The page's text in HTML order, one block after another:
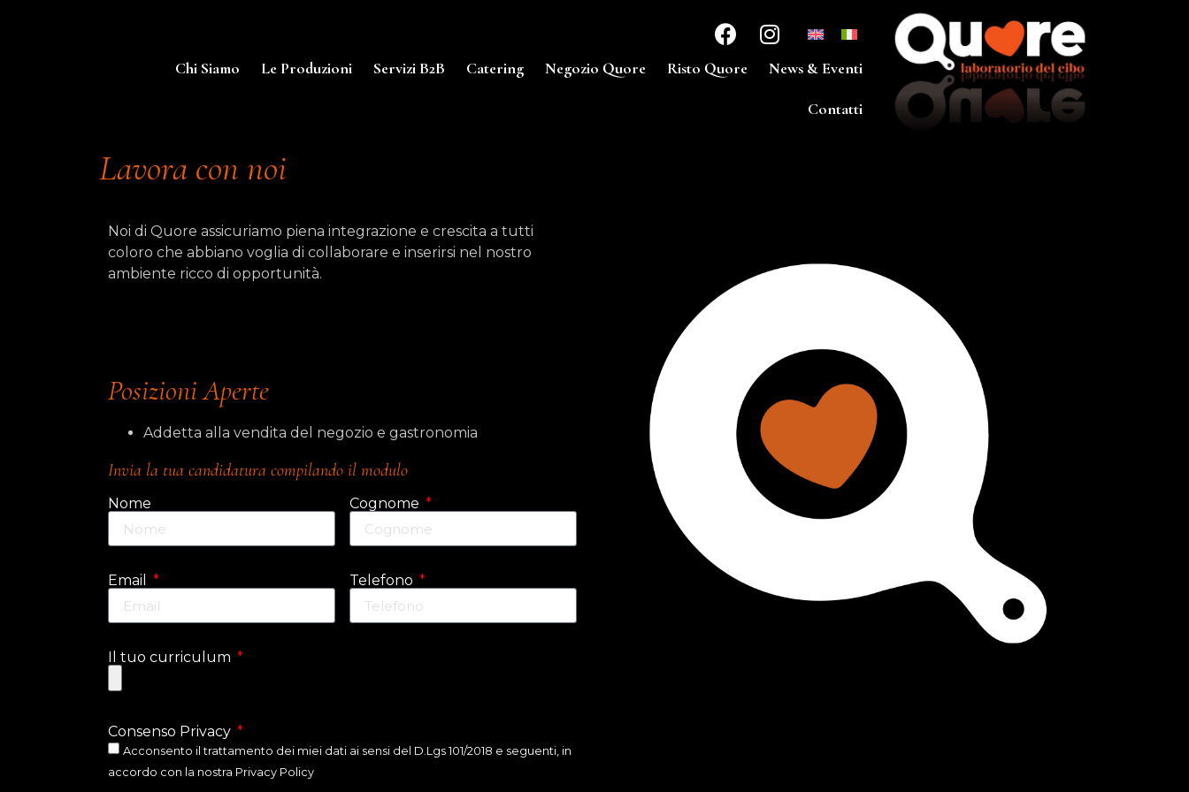
Chi Siamo Le Produzioni Servizi B2B Catering Negozio Quore Risto Quore News & Eventi
Contatti
Lavora con noi
Noi di Quore assicuriamo piena integrazione e crescita a tutti
coloro che abbiano voglia di collaborare e inserirsi nel nostro
ambiente ricco di opportunità.
Posizioni Aperte
Addetta alla vendita del negozio e gastronomia
Invia la tua candidatura compilando il modulo
Nome Cognome
Email Telefono
Il tuo curriculum
Consenso Privacy
Acconsento il trattamento dei miei dati ai sensi del D.Lgs 101/2018 e seguenti, in
accordo con la nostra Privacy Policy